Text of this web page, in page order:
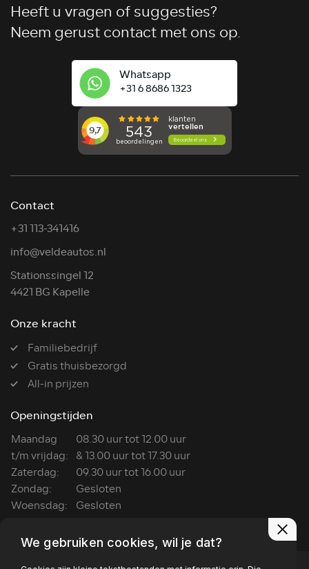
Heeft u vragen of suggesties?
Neem gerust contact met ons op.
Whatsapp
+31 6 8686 1323
Contact
+31 113-341416
info@veldeautos.nl
Stationssingel 12
4421 BG Kapelle
Onze kracht
Familiebedrijf
Gratis thuisbezorgd
All-in prijzen
Openingstijden
Maandag
08.30 uur tot 12.00 uur
t/m vrijdag: & 13.00 uur tot 17.30 uur
Zaterdag:
09.30 uur tot 16.00 uur
Zondag:
Gesloten
Woensdag:
Gesloten
We gebruiken cookies, wil je dat?